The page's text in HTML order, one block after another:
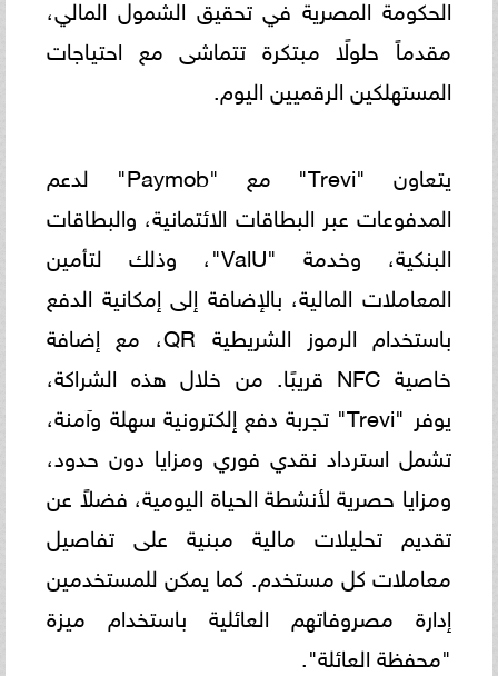
الحكومة المصرية في تحقيق الشمول المالي،
مقدماً حلولًا مبتكرة تتماشى مع احتياجات
المستهلكين الرقميين اليوم.
يتعاون "Trevi" مع "Paymob" لدعم
المدفوعات عبر البطاقات الائتمانية، والبطاقات
البنكية، وخدمة "ValU"، وذلك لتأمين
المعاملات المالية، بالإضافة إلى إمكانية الدفع
باستخدام الرموز الشريطية QR، مع إضافة
خاصية NFC قريبًا. من خلال هذه الشراكة،
يوفر "Trevi" تجربة دفع إلكترونية سهلة وآمنة،
تشمل استرداد نقدي فوري ومزايا دون حدود،
ومزايا حصرية لأنشطة الحياة اليومية، فضلاً عن
تقديم تحليلات مالية مبنية على تفاصيل
معاملات كل مستخدم. كما يمكن للمستخدمين
إدارة مصروفاتهم العائلية باستخدام ميزة
"محفظة العائلة".